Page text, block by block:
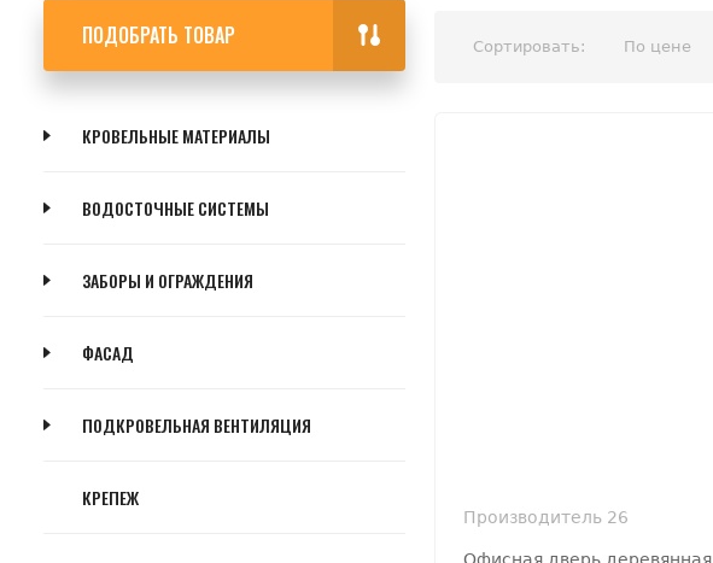
ПОДОБРАТЬ ТОВАР
КРОВЕЛЬНЫЕ МАТЕРИАЛЫ
ВОДОСТОЧНЫЕ СИСТЕМЫ
ЗАБОРЫ И ОГРАЖДЕНИЯ
ФАСАД
ПОДКРОВЕЛЬНАЯ ВЕНТИЛЯЦИЯ
КРЕПЕЖ
Сортировать: По цене
Производитель 26